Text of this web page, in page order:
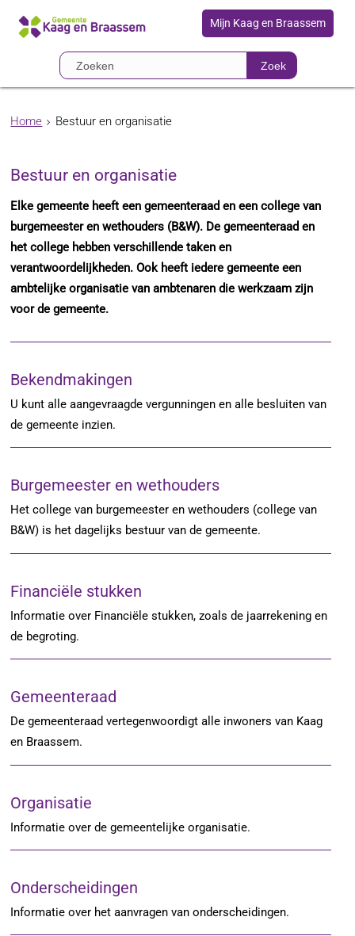
Mijn Kaag en Braassem
Zoek
Home Bestuur en organisatie
Bestuur en organisatie
Elke gemeente heeft een gemeenteraad en een college van
burgemeester en wethouders (B&W). De gemeenteraad en
het college hebben verschillende taken en
verantwoordelijkheden. Ook heeft iedere gemeente een
ambtelijke organisatie van ambtenaren die werkzaam zijn
voor de gemeente.
Bekendmakingen
U kunt alle aangevraagde vergunningen en alle besluiten van
de gemeente inzien.
Burgemeester en wethouders
Het college van burgemeester en wethouders (college van
B&W) is het dagelijks bestuur van de gemeente.
Financiële stukken
Informatie over Financiële stukken, zoals de jaarrekening en
de begroting.
Gemeenteraad
De gemeenteraad vertegenwoordigt alle inwoners van Kaag
en Braassem.
Organisatie
Informatie over de gemeentelijke organisatie.
Onderscheidingen
Informatie over het aanvragen van onderscheidingen.